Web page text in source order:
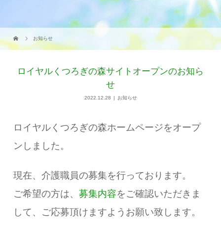
お知らせ
ロイヤルくつろぎの森サイトオープンのお知ら
せ
2022.12.28 お知らせ
ロイヤルくつろぎの森ホームページをオープ
ンしました。
現在、介護職員の募集を行っております。
ご希望の方は、募集内容をご確認いただきま
して、ご応募頂けますようお願い致します。